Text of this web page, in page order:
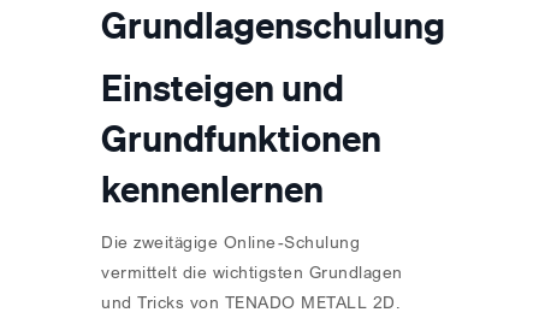
Grundlagenschulung
Einsteigen und
Grundfunktionen
kennenlernen
Die zweitägige Online-Schulung
vermittelt die wichtigsten Grundlagen
und Tricks von TENADO METALL 2D.